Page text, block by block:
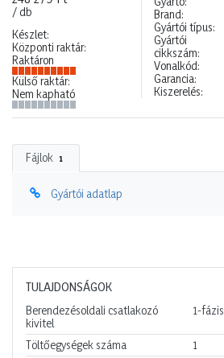
/ db
Készlet:
Központi raktár:
Raktáron
Külső raktár:
Nem kapható
Brand:
Gyártói típus:
Gyártói
cikkszám:
Vonalkód:
Garancia:
Kiszerelés:
Fájlok 1
Gyártói adatlap
TULAJDONSÁGOK
Berendezésoldali csatlakozó
kivitel
1-fázis
Töltőegységek száma
1